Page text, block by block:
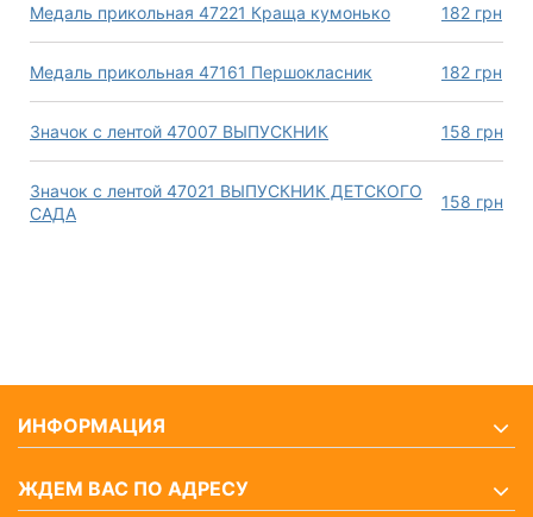
Медаль прикольная 47221 Краща кумонько 182 грн
Медаль прикольная 47161 Першокласник 182 грн
Значок с лентой 47007 ВЫПУСКНИК 158 грн
Значок с лентой 47021 ВЫПУСКНИК ДЕТСКОГО
САДА
158 грн
ИНФОРМАЦИЯ
ЖДЕМ ВАС ПО АДРЕСУ